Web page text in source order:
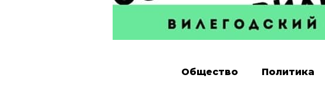
Общество Политика